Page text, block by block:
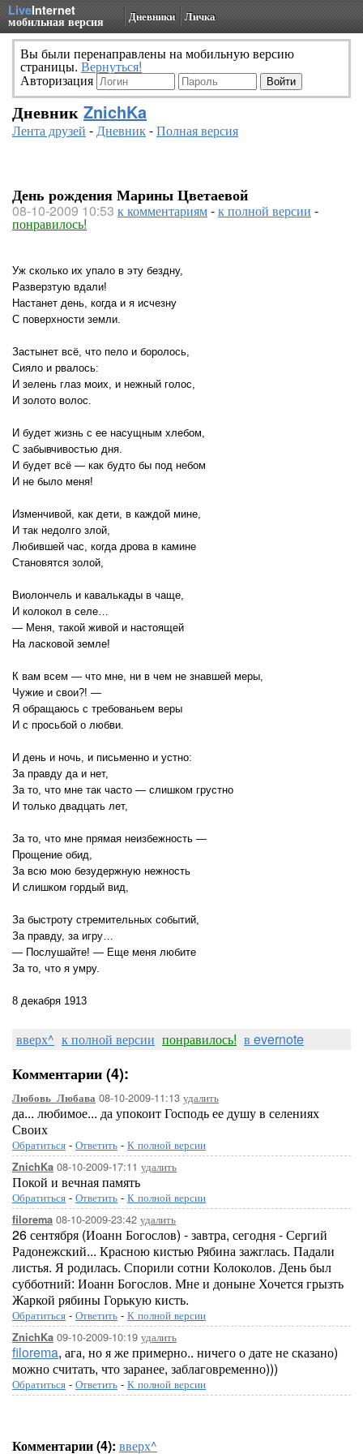
LiveInternet
мобильная версия Дневники Личка
Вы были перенаправлены на мобильную версию
страницы. Вернуться!
Авторизация
Дневник ZnichKa
Лента друзей -Дневник-Полная версия
День рождения Марины Цветаевой
08-10-2009 10:53 к комментариям-к полной версии -
понравилось!
Уж сколько их упало в эту бездну,
Разверзтую вдали!
Настанет день, когда и я исчезну
С поверхности земли.
Застынет всё, что пело и боролось,
Сияло и рвалось:
И зелень глаз моих, и нежный голос,
И золото волос.
И будет жизнь с ее насущным хлебом,
С забывчивостью дня.
И будет всё — как будто бы под небом
И не было меня!
Изменчивой, как дети, в каждой мине,
И так недолго злой,
Любившей час, когда дрова в камине
Становятся золой,
Виолончель и кавалькады в чаще,
И колокол в селе…
— Меня, такой живой и настоящей
На ласковой земле!
К вам всем — что мне, ни в чем не знавшей меры,
Чужие и свои?! —
Я обращаюсь с требованьем веры
И с просьбой о любви.
И день и ночь, и письменно и устно:
За правду да и нет,
За то, что мне так часто — слишком грустно
И только двадцать лет,
За то, что мне прямая неизбежность —
Прощение обид,
За всю мою безудержную нежность
И слишком гордый вид,
За быстроту стремительных событий,
За правду, за игру…
— Послушайте! — Еще меня любите
За то, что я умру.
8 декабря 1913
вверх^ к полной версии понравилось! в evernote
Комментарии (4):
Любовь_Любава 08-10-2009-11:13 удалить
да... любимое... да упокоит Господь ее душу в селениях
Своих
Обратиться - Ответить - К полной версии
ZnichKa 08-10-2009-17:11 удалить
Покой и вечная память
Обратиться - Ответить - К полной версии
filorema 08-10-2009-23:42 удалить
26 сентября (Иоанн Богослов) - завтра, сегодня - Сергий
Радонежский... Красною кистью Рябина зажглась. Падали
листья. Я родилась. Спорили сотни Колоколов. День был
субботний: Иоанн Богослов. Мне и доныне Хочется грызть
Жаркой рябины Горькую кисть.
Обратиться - Ответить - К полной версии
ZnichKa 09-10-2009-10:19 удалить
filorema, ага, но я же примерно.. ничего о дате не сказано)
можно считать, что заранее, заблаговременно)))
Обратиться - Ответить - К полной версии
Комментарии (4): вверх^